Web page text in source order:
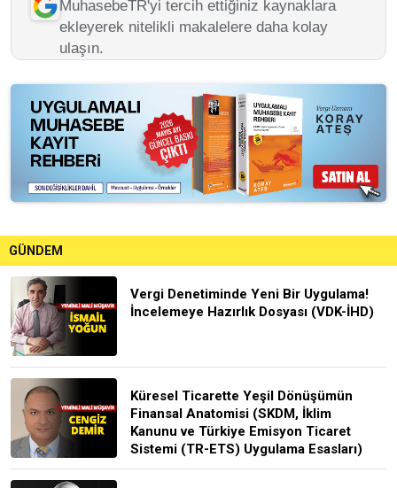
MuhasebeTR'yi tercih ettiğiniz kaynaklara
ekleyerek nitelikli makalelere daha kolay
ulaşın.
GÜNDEM
Vergi Denetiminde Yeni Bir Uygulama!
İncelemeye Hazırlık Dosyası (VDK-İHD)
Küresel Ticarette Yeşil Dönüşümün
Finansal Anatomisi (SKDM, İklim
Kanunu ve Türkiye Emisyon Ticaret
Sistemi (TR-ETS) Uygulama Esasları)